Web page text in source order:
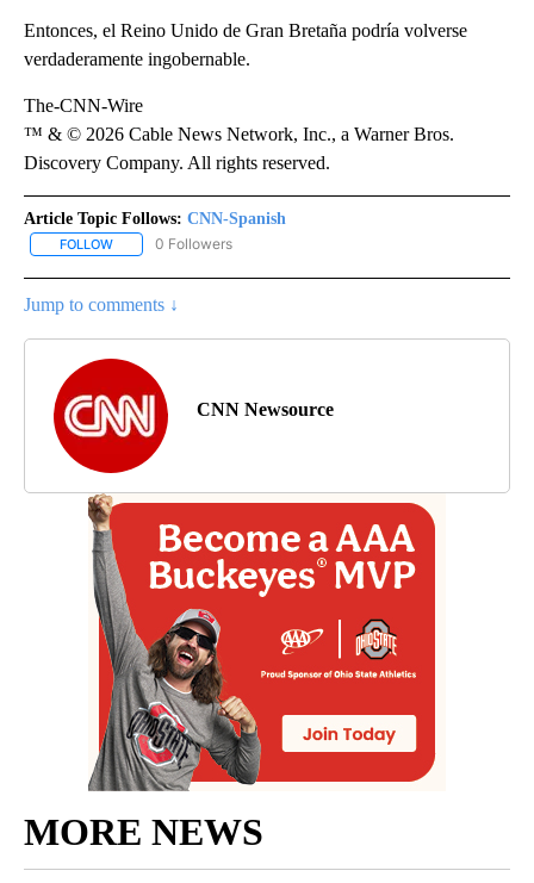
Entonces, el Reino Unido de Gran Bretaña podría volverse
verdaderamente ingobernable.
The-CNN-Wire
™ & © 2026 Cable News Network, Inc., a Warner Bros.
Discovery Company. All rights reserved.
Article Topic Follows: CNN-Spanish
FOLLOW FOLLOW "CNN-SPANISH" TO RECEIVE NOTIFICATIONS ABOUT
0 Followers
Jump to comments ↓
CNN Newsource
MORE NEWS